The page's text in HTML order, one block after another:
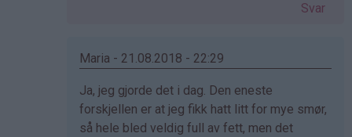
marte
bekreftet)
Svar
Maria - 21.08.2018 - 22:29
Som
svar
på
Ja, jeg gjorde det i dag. Den eneste
forskjellen er at jeg fikk hatt litt for mye smør,
så hele bled veldig full av fett, men det